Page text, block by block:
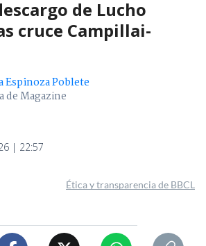
de Lucho
cruce Campillai-
Espinoza Poblete
de Magazine
| 22:57
Ética y transparencia de BBCL